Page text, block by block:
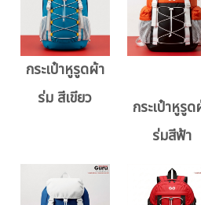
กระเป๋าหูรูดผ้า
ร่ม สีเขียว
กระเป๋าหูรูด
ร่มสีฟ้า